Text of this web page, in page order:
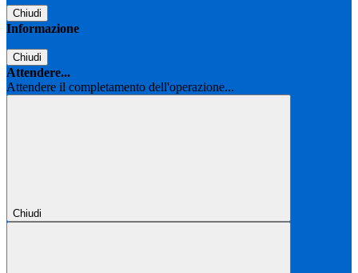
Chiudi
Informazione
Chiudi
Attendere...
Attendere il completamento dell'operazione...
Chiudi